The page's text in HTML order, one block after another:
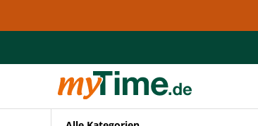
Zur Navigation springen